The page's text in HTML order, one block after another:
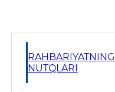
NUTQLARI